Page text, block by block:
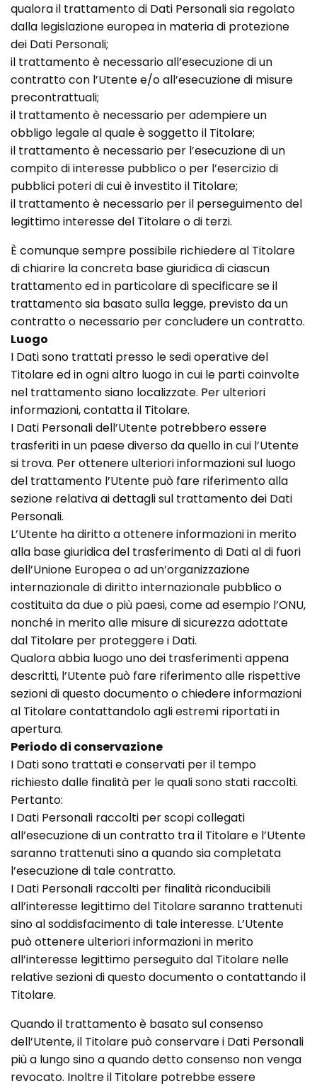
qualora il trattamento di Dati Personali sia regolato
dalla legislazione europea in materia di protezione
dei Dati Personali;
il trattamento è necessario all’esecuzione di un
contratto con l’Utente e/o all’esecuzione di misure
precontrattuali;
il trattamento è necessario per adempiere un
obbligo legale al quale è soggetto il Titolare;
il trattamento è necessario per l’esecuzione di un
compito di interesse pubblico o per l’esercizio di
pubblici poteri di cui è investito il Titolare;
il trattamento è necessario per il perseguimento del
legittimo interesse del Titolare o di terzi.
È comunque sempre possibile richiedere al Titolare
di chiarire la concreta base giuridica di ciascun
trattamento ed in particolare di specificare se il
trattamento sia basato sulla legge, previsto da un
contratto o necessario per concludere un contratto.
Luogo
I Dati sono trattati presso le sedi operative del
Titolare ed in ogni altro luogo in cui le parti coinvolte
nel trattamento siano localizzate. Per ulteriori
informazioni, contatta il Titolare.
I Dati Personali dell’Utente potrebbero essere
trasferiti in un paese diverso da quello in cui l’Utente
si trova. Per ottenere ulteriori informazioni sul luogo
del trattamento l’Utente può fare riferimento alla
sezione relativa ai dettagli sul trattamento dei Dati
Personali.
L’Utente ha diritto a ottenere informazioni in merito
alla base giuridica del trasferimento di Dati al di fuori
dell’Unione Europea o ad un’organizzazione
internazionale di diritto internazionale pubblico o
costituita da due o più paesi, come ad esempio l’ONU,
nonché in merito alle misure di sicurezza adottate
dal Titolare per proteggere i Dati.
Qualora abbia luogo uno dei trasferimenti appena
descritti, l’Utente può fare riferimento alle rispettive
sezioni di questo documento o chiedere informazioni
al Titolare contattandolo agli estremi riportati in
apertura.
Periodo di conservazione
I Dati sono trattati e conservati per il tempo
richiesto dalle finalità per le quali sono stati raccolti.
Pertanto:
I Dati Personali raccolti per scopi collegati
all’esecuzione di un contratto tra il Titolare e l’Utente
saranno trattenuti sino a quando sia completata
l’esecuzione di tale contratto.
I Dati Personali raccolti per finalità riconducibili
all’interesse legittimo del Titolare saranno trattenuti
sino al soddisfacimento di tale interesse. L’Utente
può ottenere ulteriori informazioni in merito
all’interesse legittimo perseguito dal Titolare nelle
relative sezioni di questo documento o contattando il
Titolare.
Quando il trattamento è basato sul consenso
dell’Utente, il Titolare può conservare i Dati Personali
più a lungo sino a quando detto consenso non venga
revocato. Inoltre il Titolare potrebbe essere